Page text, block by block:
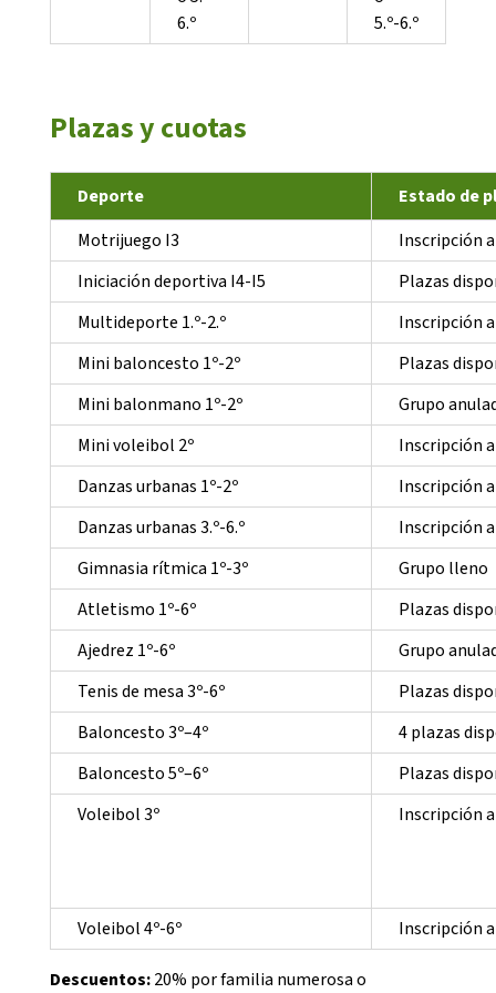
6.º
5.º-6.º
Plazas y cuotas
Deporte
Estado de
Motrijuego I3
Inscripción
Iniciación deportiva I4-I5
Plazas
Multideporte 1.º-2.º
Inscripción
Mini baloncesto 1º-2º
Plazas
Mini balonmano 1º-2º
Grupo
Mini voleibol 2º
Inscripción
Danzas urbanas 1º-2º
Inscripción
Danzas urbanas 3.º-6.º
Inscripción
Gimnasia rítmica 1º-3º
Grupo lleno
Atletismo 1º-6º
Plazas
Ajedrez 1º-6º
Grupo
Tenis de mesa 3º-6º
Plazas
Baloncesto 3º–4º
4 plazas
Baloncesto 5º–6º
Plazas
Voleibol 3º
Inscripción
Voleibol 4º-6º Inscripción
Descuentos:20% por familia numerosa o